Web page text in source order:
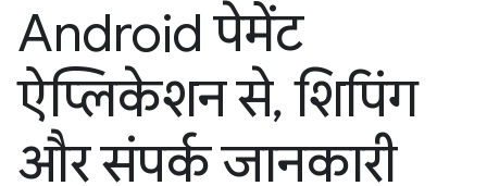
Android पेमेंट
ऐप्लिकेशन से,शिपिंग
और संपर्क जानकारी